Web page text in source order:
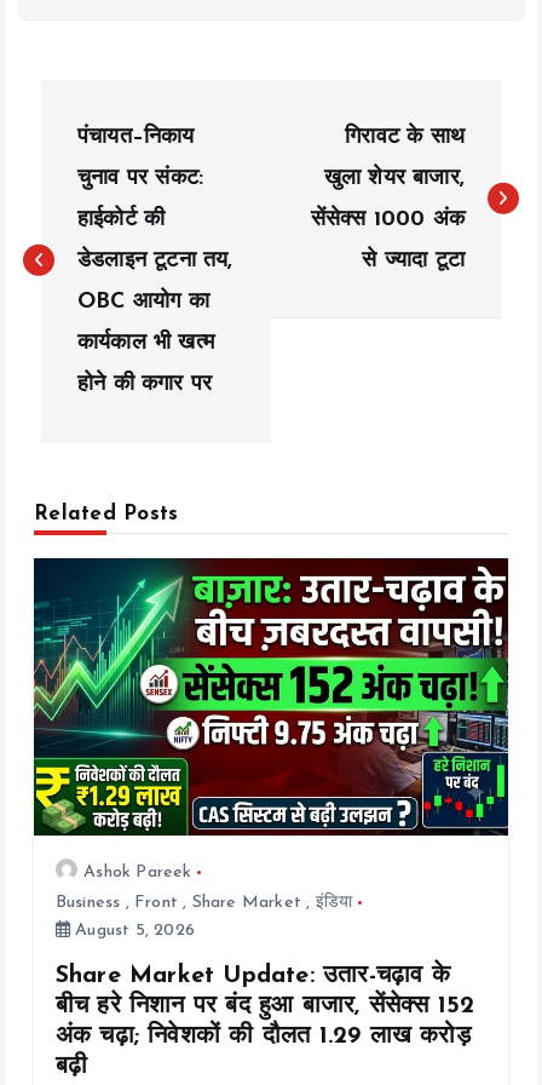
t
a
o
n
पंचायत–निकाय
चुनाव पर संकट:
हाईकोर्ट की
डेडलाइन टूटना तय,
OBC आयोग का
कार्यकाल भी खत्म
होने की कगार पर
गिरावट के साथ
खुला शेयर बाजार,
सेंसेक्स 1000 अंक
से ज्यादा टूटा
Related Posts
Ashok Pareek
Business , Front , Share Market , इंडिया
August 5, 2026
Share Market Update: उतार-चढ़ाव के
बीच हरे निशान पर बंद हुआ बाजार, सेंसेक्स 152
अंक चढ़ा; निवेशकों की दौलत ₹1.29 लाख करोड़
बढ़ी